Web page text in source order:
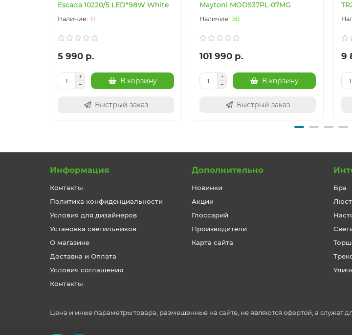
Escada 10220/5 LED*98W White
11
5 990 р.
В корзину
Быстрый заказ
Maytoni MOD537PL-07MG
50
101 990 р.
В корзину
Быстрый заказ
9
Информация
Контакты
Политика конфиденциальности
Условия для дизайнеров
Установка светильников
О магазине
Доставка и Оплата
Условия соглашения
Контакты
Дополнительно
Новинки
Акции
Глоссарий
Производители
Карта сайта
Бра
Цена и иные параметры товара, размещенные на сайте, не являются офертой, а служат